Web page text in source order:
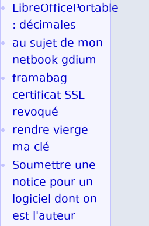
LibreOfficePortable
: décimales
au sujet de mon
netbook gdium
framabag
certificat SSL
revoqué
rendre vierge
ma clé
Soumettre une
notice pour un
logiciel dont on
est l'auteur